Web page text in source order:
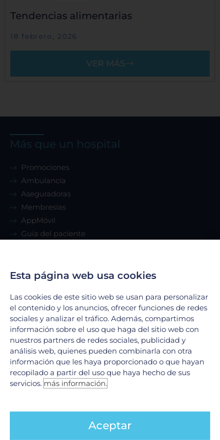
Tendencias alimentarias
18 febrero, 2026
VER MÁS
Más que un hospital
Promociones
Ambulancia
Aseguradoras
Membresías
AppMóvil
Guía del paciente
Servicios
Urgencias
Laboratorio Clínico
Laboratorio de Biología Molecular
Hospitalización
Imagenología
Hemodinamia
Ver todos
Legales
Aviso de Privacidad
Esta página web usa cookies
Las cookies de este sitio web se usan para personalizar
el contenido y los anuncios, ofrecer funciones de redes
sociales y analizar el tráfico. Además, compartimos
información sobre el uso que haga del sitio web con
nuestros partners de redes sociales, publicidad y
análisis web, quienes pueden combinarla con otra
información que les haya proporcionado o que hayan
recopilado a partir del uso que haya hecho de sus
servicios.más información.
Aceptar